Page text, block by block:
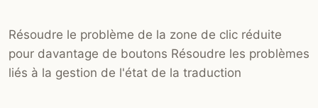
Résoudre le problème de la zone de clic réduite
pour davantage de boutons Résoudre les problèmes
liés à la gestion de l'état de la traduction